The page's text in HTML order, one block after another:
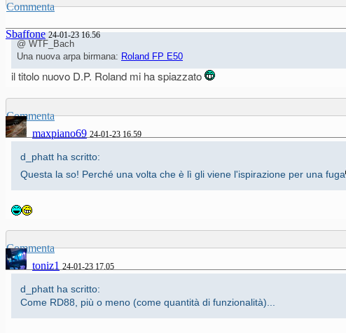
Commenta
Sbaffone 24-01-23 16.56
@ WTF_Bach
Una nuova arpa birmana: Roland FP E50
il titolo nuovo D.P. Roland mi ha spiazzato
Commenta
maxpiano69 24-01-23 16.59
d_phatt ha scritto:
Questa la so! Perché una volta che è lì gli viene l'ispirazione per una fuga
Commenta
toniz1 24-01-23 17.05
d_phatt ha scritto:
Come RD88, più o meno (come quantità di funzionalità)...